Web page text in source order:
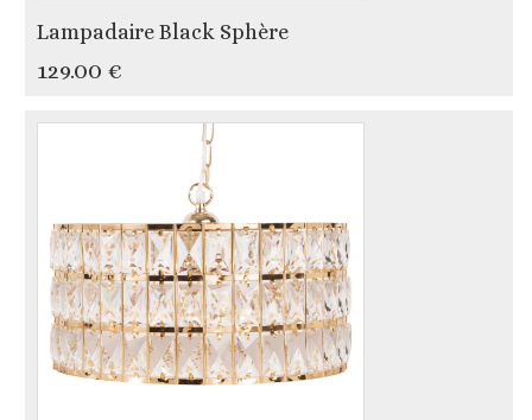
Lampadaire Black Sphère
129.00 €